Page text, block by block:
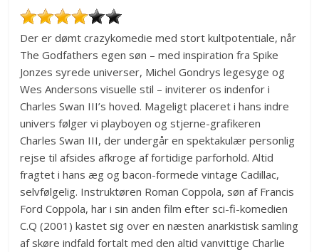
Der er dømt crazykomedie med stort kultpotentiale, når
The Godfathers egen søn – med inspiration fra Spike
Jonzes syrede universer, Michel Gondrys legesyge og
Wes Andersons visuelle stil – inviterer os indenfor i
Charles Swan III’s hoved. Mageligt placeret i hans indre
univers følger vi playboyen og stjerne-grafikeren
Charles Swan III, der undergår en spektakulær personlig
rejse til afsides afkroge af fortidige parforhold. Altid
fragtet i hans æg og bacon-formede vintage Cadillac,
selvfølgelig. Instruktøren Roman Coppola, søn af Francis
Ford Coppola, har i sin anden film efter sci-fi-komedien
C.Q (2001) kastet sig over en næsten anarkistisk samling
af skøre indfald fortalt med den altid vanvittige Charlie